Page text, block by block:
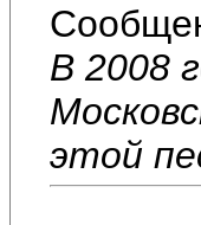
В 2008
этой